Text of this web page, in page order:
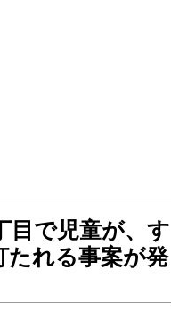
目で児童が、す
たれる事案が発